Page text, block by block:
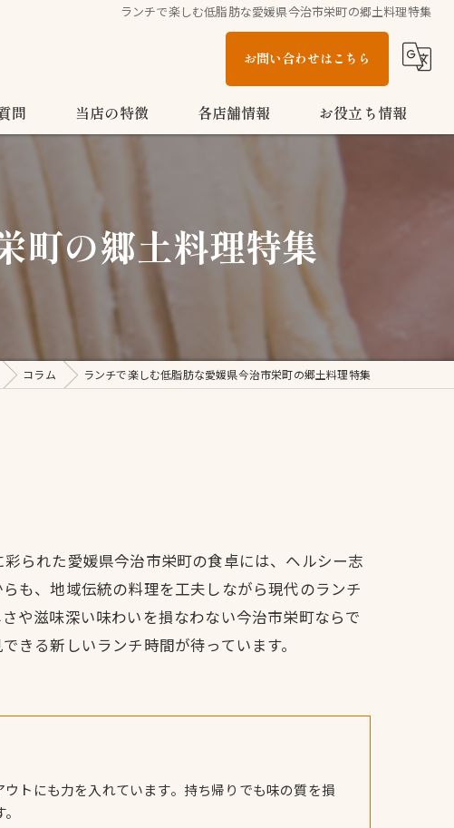
ランチで楽しむ低脂肪な愛媛県今治市栄町の郷土料理特集
お問い合わせはこちら
問 当店の特徴
多度津町のうどん
テイクアウト
お子様メニュー
各店舗情報
こがね製麺所 多度津店
お役立ち情報
町の郷土料理特集
コラム ランチで楽しむ低脂肪な愛媛県今治市栄町の郷土料理特集
られた愛媛県今治市栄町の食卓には、ヘルシー志
も、地域伝統の料理を工夫しながら現代のランチ
や滋味深い味わいを損なわない今治市栄町ならで
る新しいランチ時間が待っています。
トにも力を入れています。持ち帰りでも味の質を損